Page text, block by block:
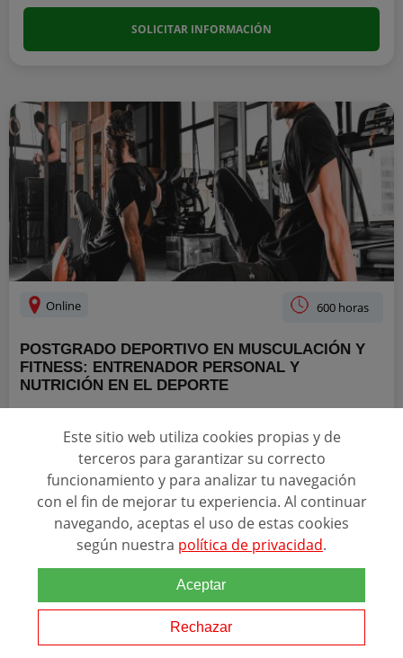
SOLICITAR INFORMACIÓN
Online 600 horas
POSTGRADO DEPORTIVO EN MUSCULACIÓN Y
FITNESS: ENTRENADOR PERSONAL Y
NUTRICIÓN EN EL DEPORTE
Relacionado con esta temática
Este Postgrado Deportivo en Musculación y Fitness: Entrenador
y Nutrición en el Deporte dotará al alumno de los
conocimientos necesarios para supervisar satisfactoriamente las
necesidades de los distintos objetivos...
SOLICITAR INFORMACIÓN
Este sitio web utiliza cookies propias y de
terceros para garantizar su correcto
funcionamiento y para analizar tu navegación
con el fin de mejorar tu experiencia. Al continuar
navegando, aceptas el uso de estas cookies
según nuestra política de privacidad.
Aceptar
Rechazar